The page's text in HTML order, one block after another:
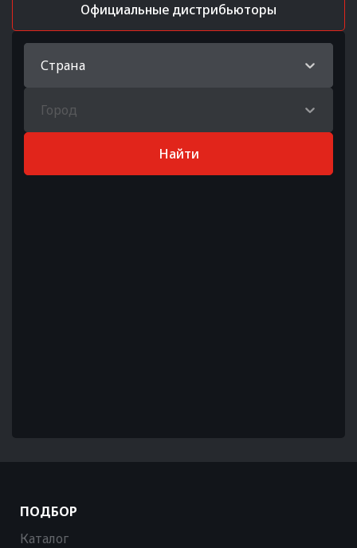
Официальные дистрибьюторы
Страна
Город
Найти
ПОДБОР
Каталог